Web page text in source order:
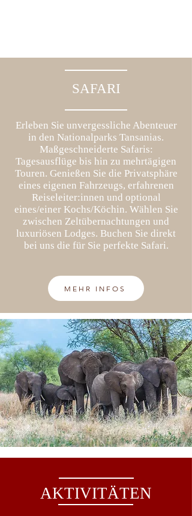
UNSERE FERIENHÄUSER
Ihr Feriendomizil in Afrikas Wildnis -
exklusiv zu zweit oder bis maximal sieben
Personen.
Meru Hillside Garden Hillside
SAFARI
Erleben Sie unvergessliche Abenteuer
in den Nationalparks Tansanias.
Maßgeschneiderte Safaris:
Tagesausflüge bis hin zu mehrtägigen
Touren. Genießen Sie die Privatsphäre
eines eigenen Fahrzeugs, erfahrenen
Reiseleiter:innen und optional
eines/einer Kochs/Köchin. Wählen Sie
zwischen Zeltübernachtungen und
luxuriösen Lodges. Buchen Sie direkt
bei uns die für Sie perfekte Safari.
MEHR INFOS
AKTIVITÄTEN